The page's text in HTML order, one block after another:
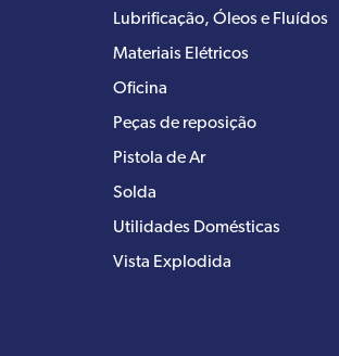
Lubrificação, Óleos e Fluídos
Materiais Elétricos
Oficina
Peças de reposição
Pistola de Ar
Solda
Utilidades Domésticas
Vista Explodida